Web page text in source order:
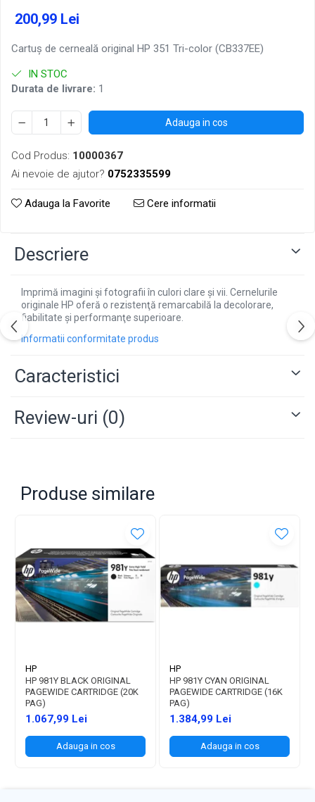
200,99 Lei
Cartuş de cerneală original HP 351 Tri-color (CB337EE)
IN STOC
Durata de livrare: 1
Adauga in cos
Cod Produs: 10000367
Ai nevoie de ajutor? 0752335599
Adauga la Favorite Cere informatii
Descriere
Imprimă imagini şi fotografii în culori clare şi vii. Cernelurile
originale HP oferă o rezistenţă remarcabilă la decolorare,
fiabilitate şi performanţe superioare.
Informatii conformitate produs
Caracteristici
Review-uri (0)
Produse similare
HP
HP 981Y BLACK ORIGINAL
PAGEWIDE CARTRIDGE (20K
PAG)
1.067,99 Lei
Adauga in cos
HP
HP 981Y CYAN ORIGINAL
PAGEWIDE CARTRIDGE (16K
PAG)
1.384,99 Lei
Adauga in cos